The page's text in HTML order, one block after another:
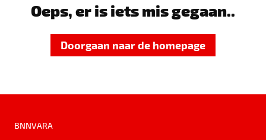
Oeps, er is iets mis gegaan..
Doorgaan naar de homepage
BNNVARA